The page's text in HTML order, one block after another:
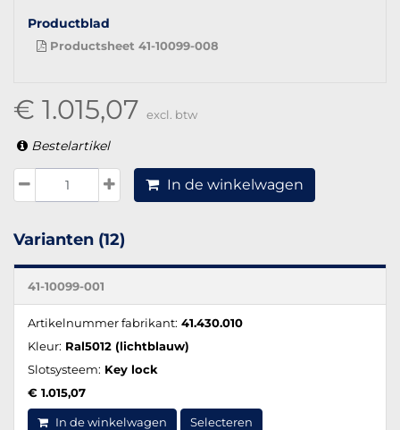
Productblad
Productsheet 41-10099-008
€ 1.015,07 excl. btw
Bestelartikel
In de winkelwagen
Varianten (12)
41-10099-001
Artikelnummer fabrikant: 41.430.010
Kleur: Ral5012 (lichtblauw)
Slotsysteem: Key lock
€ 1.015,07
In de winkelwagen Selecteren